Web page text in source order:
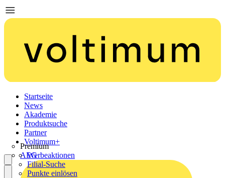
Startseite
News
Akademie
Produktsuche
Partner
Premium
AEG
Voltimum+
Werbeaktionen
Filial-Suche
Punkte einlösen